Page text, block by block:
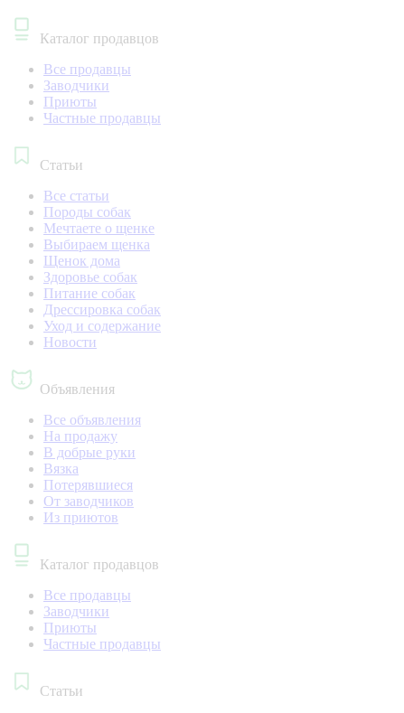
Каталог продавцов
Все продавцы
Заводчики
Приюты
Частные продавцы
Статьи
Все статьи
Породы собак
Мечтаете о щенке
Выбираем щенка
Щенок дома
Здоровье собак
Питание собак
Дрессировка собак
Уход и содержание
Новости
Объявления
Все объявления
На продажу
В добрые руки
Вязка
Потерявшиеся
От заводчиков
Из приютов
Каталог продавцов
Все продавцы
Заводчики
Приюты
Частные продавцы
Статьи